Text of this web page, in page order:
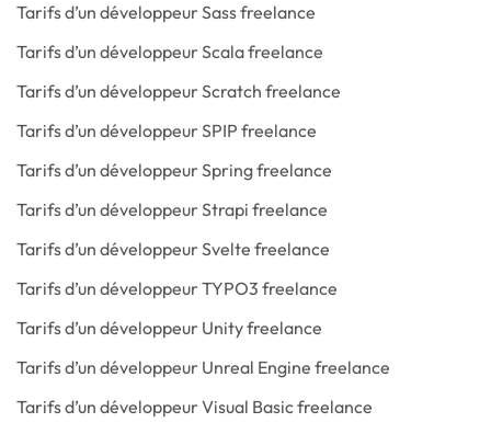
Tarifs d’un développeur Sass freelance
Tarifs d’un développeur Scala freelance
Tarifs d’un développeur Scratch freelance
Tarifs d’un développeur SPIP freelance
Tarifs d’un développeur Spring freelance
Tarifs d’un développeur Strapi freelance
Tarifs d’un développeur Svelte freelance
Tarifs d’un développeur TYPO3 freelance
Tarifs d’un développeur Unity freelance
Tarifs d’un développeur Unreal Engine freelance
Tarifs d’un développeur Visual Basic freelance